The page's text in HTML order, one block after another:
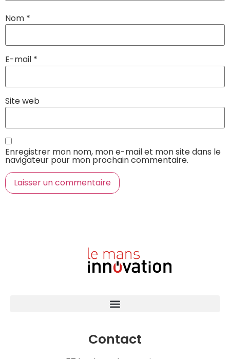
Nom *
E-mail *
Site web
Enregistrer mon nom, mon e-mail et mon site dans le
navigateur pour mon prochain commentaire.
Contact